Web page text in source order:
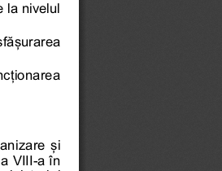
nivelul
și
VIII-a în